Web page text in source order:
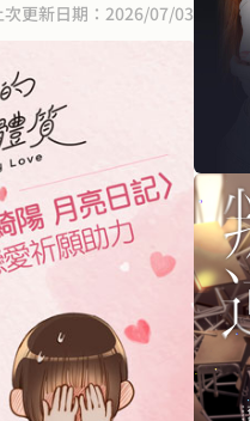
次更新日期：2026/07/03